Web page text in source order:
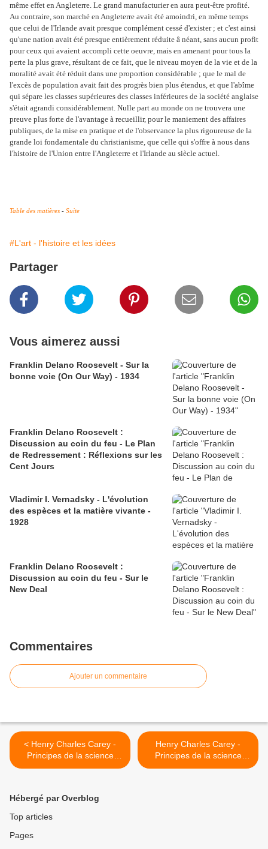
même effet en Angleterre. Le grand manufacturier en aura peut-être profité.
Au contraire, son marché en Angleterre avait été amoindri, en même temps
que celui de l'Irlande avait presque complément cessé d'exister ; et c'est ainsi
qu'une nation avait été presque entièrement réduite â néant, sans aucun profit
pour ceux qui avaient accompli cette oeuvre, mais en amenant pour tous la
perte la plus grave, résultant de ce fait, que le niveau moyen de la vie et de la
moralité avait été réduit dans une proportion considérable ; que le mal de
l'excès de population avait fait des progrès bien plus étendus, et que l'abîme
qui sépare les classes supérieures des classes inférieures de la société anglaise
s'était agrandi considérablement. Nulle part au monde on ne trouvera une
preuve plus forte de l'avantage à recueillir, pour le maniement des affaires
publiques, de la mise en pratique et de l'observance la plus rigoureuse de la
grande loi fondamentale du christianisme, que celle qui s'offre à nous dans
l'histoire de l'Union entre l'Angleterre et l'Irlande au siècle actuel.
Table des matières - Suite
#L'art - l'histoire et les idées
Partager
Vous aimerez aussi
Franklin Delano Roosevelt - Sur la
bonne voie (On Our Way) - 1934
Franklin Delano Roosevelt :
Discussion au coin du feu - Le Plan
de Redressement : Réflexions sur les
Cent Jours
Vladimir I. Vernadsky - L'évolution
des espèces et la matière vivante -
1928
Franklin Delano Roosevelt :
Discussion au coin du feu - Sur le
New Deal
Commentaires
Ajouter un commentaire
< Henry Charles Carey -
Principes de la science
sociale - Tome I - Chapitre
Henry Charles Carey -
Principes de la science
sociale - Tome I - Chapitre
Hébergé par Overblog
Top articles
Pages